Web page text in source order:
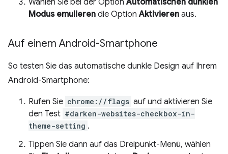
Wählen Sie bei der OptionAutomatischen dunklen
Modus emulieren die OptionAktivieren aus.
Auf einem Android-Smartphone
So testen Sie das automatische dunkle Design auf Ihrem
Android-Smartphone:
Rufen Sie chrome://flags auf und aktivieren Sie
den Test #darken-websites-checkbox-in-
theme-setting .
Tippen Sie dann auf das Dreipunkt-Menü, wählen